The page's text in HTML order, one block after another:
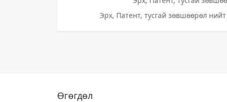
Эрх, Патент, тусгай зөвшөөрөл
Өгөгдөл